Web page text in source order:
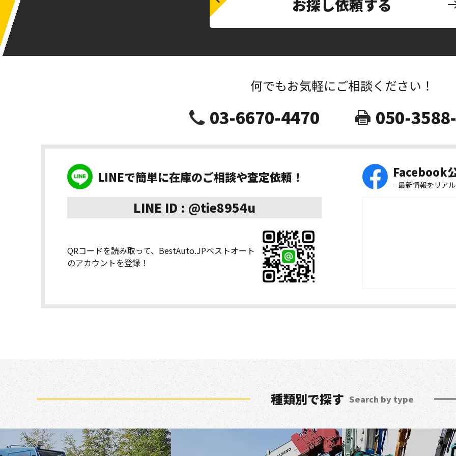
お探し依頼する
何でもお気軽にご相談ください！
03-6670-4470 050-
LINEで簡単に在庫のご相談や査定依頼！
LINE ID : @tie8954u
QRコードを読み取って、BestAuto.JPベストオート
のアカウントを登録！
Facebook
− 最新情報をリア
種類別で探す Search by type